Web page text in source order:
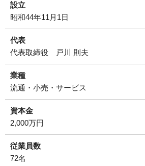
設立
昭和44年11月1日
代表
代表取締役 戸川 則夫
業種
流通・小売・サービス
資本金
2,000万円
従業員数
72名